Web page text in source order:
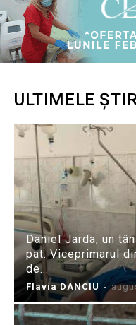
ULTIMELE
Daniel Jarda, un
pat. Viceprimarul
de...
Flavia DANCIU -